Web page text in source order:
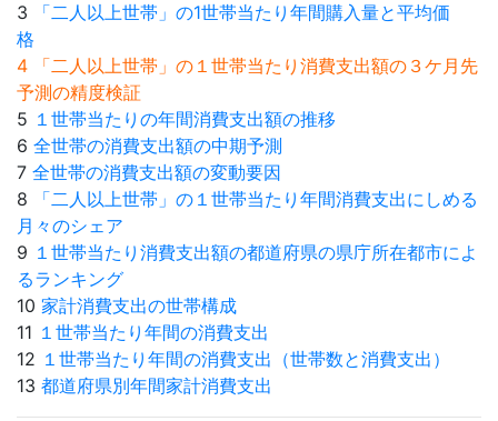
3
「二人以上世帯」の1世帯当たり年間購入量と平均価
格
4 「二人以上世帯」の１世帯当たり消費支出額の３ケ月先
予測の精度検証
5 １世帯当たりの年間消費支出額の推移
6 全世帯の消費支出額の中期予測
7 全世帯の消費支出額の変動要因
8
「二人以上世帯」の１世帯当たり年間消費支出にしめる
月々のシェア
9 １世帯当たり消費支出額の都道府県の県庁所在都市によ
るランキング
10 家計消費支出の世帯構成
11 １世帯当たり年間の消費支出
12 １世帯当たり年間の消費支出（世帯数と消費支出）
13 都道府県別年間家計消費支出